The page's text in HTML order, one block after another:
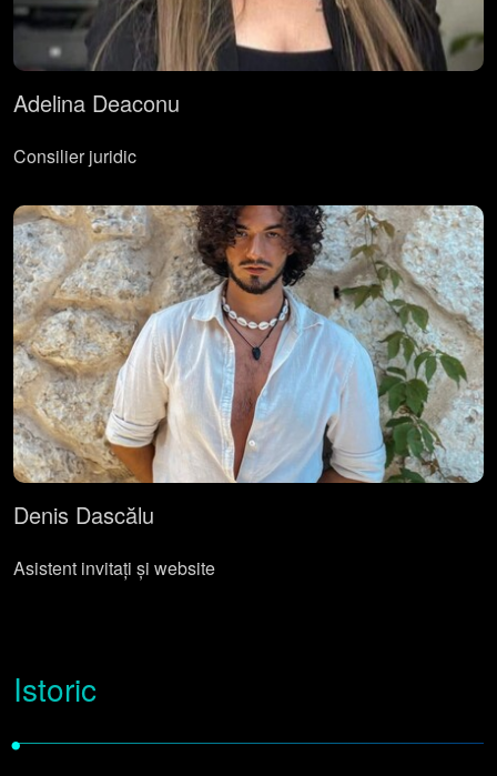
Adelina Deaconu
Consilier juridic
Denis Dascălu
Asistent invitați și website
Istoric
•